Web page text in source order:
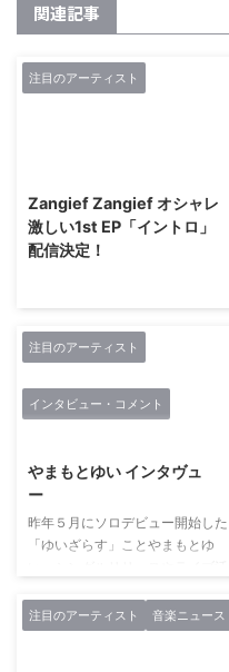
関連記事
注目のアーティスト
Zangief Zangief オシャレ
激しい1st EP「イントロ」
配信決定！
注目のアーティスト
インタビュー・コメント
やまもとゆい インタヴュ
ー
昨年５月にソロデビュー開始した
「ゆいざらす」ことやまもとゆ
が5月17日に新宿のMARZが決ま
った。今回はソロデビューしてか
注目のアーティスト 音楽ニュース